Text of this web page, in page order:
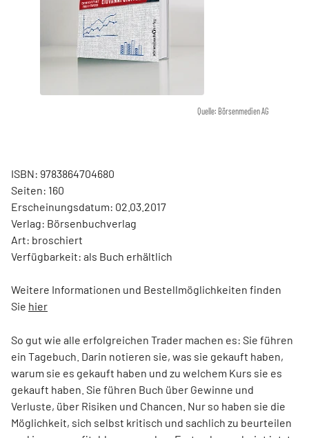
Quelle: Börsenmedien AG
ISBN: 9783864704680
Seiten: 160
Erscheinungsdatum: 02.03.2017
Verlag: Börsenbuchverlag
Art: broschiert
Verfügbarkeit: als Buch erhältlich
Weitere Informationen und Bestellmöglichkeiten finden
Sie hier
So gut wie alle erfolgreichen Trader machen es: Sie führen
ein Tagebuch. Darin notieren sie, was sie gekauft haben,
warum sie es gekauft haben und zu welchem Kurs sie es
gekauft haben. Sie führen Buch über Gewinne und
Verluste, über Risiken und Chancen. Nur so haben sie die
Möglichkeit, sich selbst kritisch und sachlich zu beurteilen